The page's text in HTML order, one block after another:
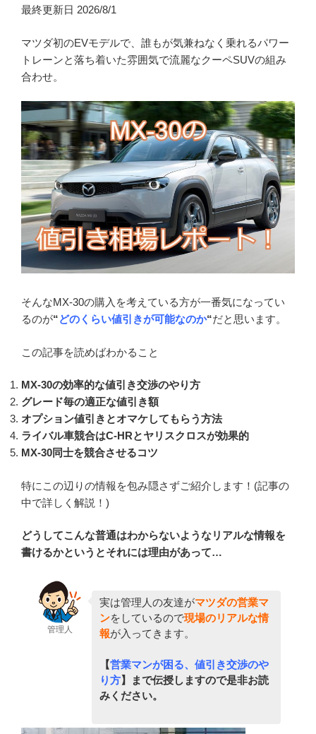
最終更新日 2026/8/1
マツダ初のEVモデルで、誰もが気兼ねなく乗れるパワー
トレーンと落ち着いた雰囲気で流麗なクーペSUVの組み
合わせ。
そんなMX-30の購入を考えている方が一番気になってい
るのが“どのくらい値引きが可能なのか“だと思います。
この記事を読めばわかること
MX-30の効率的な値引き交渉のやり方
グレード毎の適正な値引き額
オプション値引きとオマケしてもらう方法
ライバル車競合はC-HRとヤリスクロスが効果的
MX-30同士を競合させるコツ
特にこの辺りの情報を包み隠さずご紹介します！(記事の
中で詳しく解説！)
どうしてこんな普通はわからないようなリアルな情報を
書けるかというとそれには理由があって…
管理人
実は管理人の友達がマツダの営業マ
ンをしているので現場のリアルな情
報が入ってきます。
【営業マンが困る、値引き交渉のや
り方】まで伝授しますので是非お読
みください。